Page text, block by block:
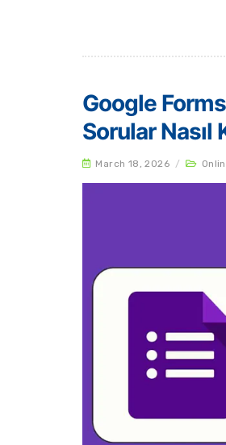
Google
Sorular Nasıl
March 18, 2026 /